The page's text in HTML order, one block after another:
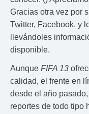
Gracias otra vez por
Twitter, Facebook, y
llevándoles
disponible.
Aunque FIFA 13
calidad, el frente en
desde el año
reportes de todo tipo